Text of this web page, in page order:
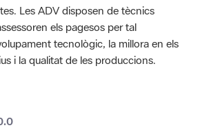
Les ADV disposen de tècnics
els pagesos per tal
tecnològic, la millora en els
i la qualitat de les produccions.
La valoración media es de 0 estrellas de